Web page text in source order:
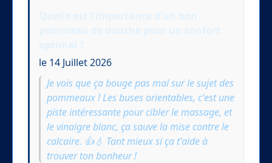
le 14 Juillet 2026
Je vois que ça bouge pas mal sur le sujet des
pommeaux ! Les buses orientables, c'est une
piste intéressante pour cibler le massage, et
le vinaigre blanc, ça sauve la mise contre le
calcaire. 👍💧 Tant mieux si ça t'aide à
trouver ton bonheur !